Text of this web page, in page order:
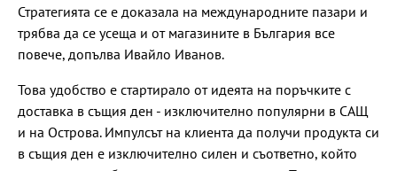
Стратегията се е доказала на международните пазари и
трябва да се усеща и от магазините в България все
повече, допълва Ивайло Иванов.
Това удобство е стартирало от идеята на поръчките с
доставка в същия ден - изключително популярни в САЩ
и на Острова. Импулсът на клиента да получи продукта си
в същия ден е изключително силен и съответно, който